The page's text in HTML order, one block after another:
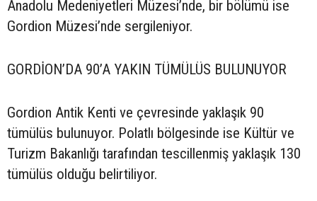
Anadolu Medeniyetleri Müzesi’nde, bir bölümü ise
Gordion Müzesi’nde sergileniyor.
GORDİON’DA 90’A YAKIN TÜMÜLÜS BULUNUYOR
Gordion Antik Kenti ve çevresinde yaklaşık 90
tümülüs bulunuyor. Polatlı bölgesinde ise Kültür ve
Turizm Bakanlığı tarafından tescillenmiş yaklaşık 130
tümülüs olduğu belirtiliyor.